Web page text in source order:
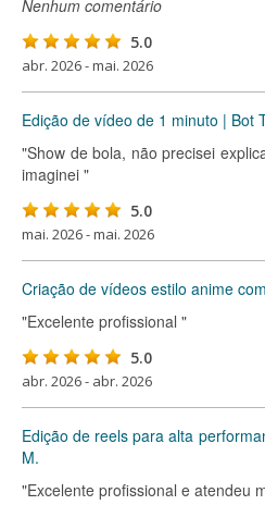
Nenhum comentário
5.0
abr. 2026 - mai. 2026
Edição de vídeo de 1 minuto | Bot
"Show de bola, não precisei
imaginei "
5.0
mai. 2026 - mai. 2026
Criação de vídeos estilo anime
"Excelente profissional "
5.0
abr. 2026 - abr. 2026
Edição de reels para alta
M.
"Excelente profissional e atendeu